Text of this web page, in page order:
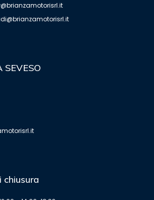
SEVESO
chiusura